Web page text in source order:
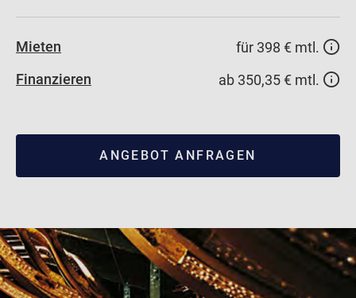
Mieten
für 398 € mtl.
Finanzieren
ab 350,35 € mtl.
ANGEBOT ANFRAGEN